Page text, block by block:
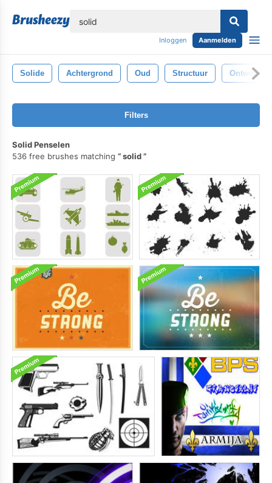
Inloggen Aanmelden
Solide Achtergrond Oud Structuur Ontwerp
Filters
Solid Penselen
536 free brushes matching
solid